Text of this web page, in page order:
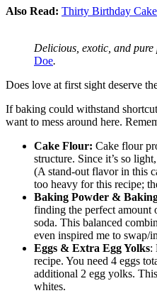
Also Read: Thirty Birthday
Delicious, exotic, and
Doe.
Does love at first sight deserve
If baking could withstand
want to mess around here.
Cake Flour: Cake flour
structure. Since it’s so
(A stand-out flavor in this
too heavy for this recipe;
Baking Powder &
finding the perfect amount
soda. This balanced
even inspired me to swap/
Eggs & Extra Egg Yolks:
recipe. You need 4 eggs
additional 2 egg yolks.
whites.